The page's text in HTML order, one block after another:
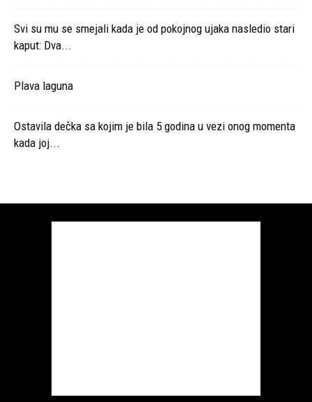
Svi su mu se smejali kada je od pokojnog ujaka nasledio stari
kaput: Dva...
Plava laguna
Ostavila dečka sa kojim je bila 5 godina u vezi onog momenta
kada joj...